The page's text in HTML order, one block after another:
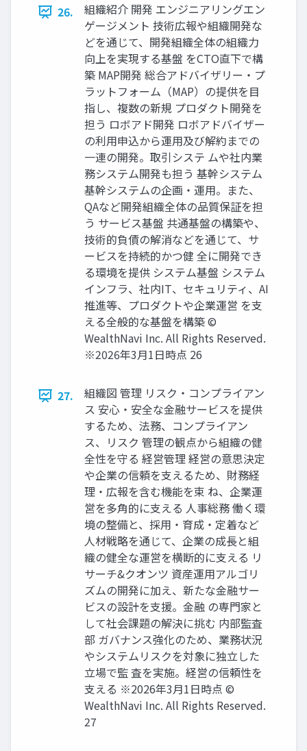
26.
組織紹介 開発 エンジニアリングエン
ゲージメント 技術広報や組織開発な
どを通じて、開発組織全体の組織⼒
向上を実現する基盤 をCTO直下で構
築 MAP開発 総合アドバイザリー‧プ
ラットフォーム（MAP）の提供を⽬
指し、複数の新規 プロダクト開発を
担う ロボアド開発 ロボアドバイザー
の利⽤申込から運⽤及び解約までの
⼀連の開発。取引システ ムや社内業
務システム開発も担う 基幹システム
基幹システムの企画‧運⽤。また、
QAなど開発組織全体の品質保証を担
う サービス基盤 共通基盤の構築や、
技術的負債の解消などを通じて、サ
ービスを持続的かつ健 全に開発でき
る環境を提供 システム基盤 システム
インフラ、社内IT、セキュリティ、AI
推進等、プロダクトや企業運営 を⽀
える全般的な基盤を構築 ©
WealthNavi Inc. All Rights Reserved.
※2026年3⽉1⽇時点 26
27.
組織図 管理 リスク‧コンプライアン
ス 安⼼‧安全な⾦融サービスを提供
するため、法務、コンプライアン
ス、リスク 管理の観点から組織の健
全性を守る 経営管理 経営の意思決定
や企業の信頼を⽀えるため、財務経
理‧広報を含む機能を束 ね、企業運
営を多⾓的に⽀える ⼈事総務 働く環
境の整備と、採⽤‧育成‧定着など
⼈材戦略を通じて、企業の成⻑と組
織の健全な運営を横断的に⽀える リ
サーチ&クオンツ 資産運⽤アルゴリ
ズムの開発に加え、新たな⾦融サー
ビスの設計を⽀援。⾦融 の専⾨家と
して社会課題の解決に挑む 内部監査
部 ガバナンス強化のため、業務状況
やシステムリスクを対象に独⽴した
⽴場で監 査を実施。経営の信頼性を
⽀える ※2026年3⽉1⽇時点 ©
WealthNavi Inc. All Rights Reserved.
27